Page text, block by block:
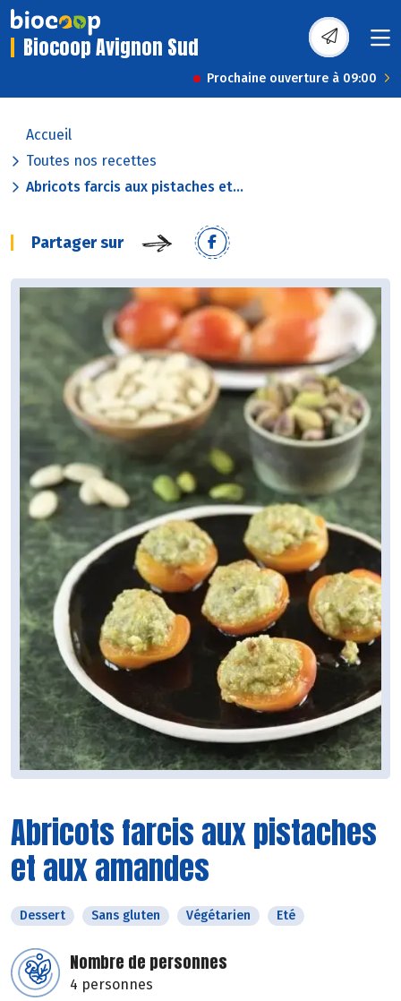
Biocoop Avignon Sud
Prochaine ouverture à 09:00
Accueil
Toutes nos recettes
Abricots farcis aux pistaches et...
Partager sur
Abricots farcis aux pistaches
et aux amandes
Dessert Sans gluten Végétarien Eté
Nombre de personnes
4 personnes